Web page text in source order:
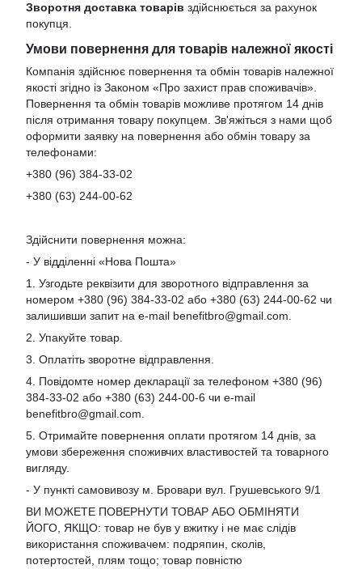
Зворотня доставка товарів здійснюється за рахунок
покупця.
Умови повернення для товарів належної якості
Компанія здійснює повернення та обмін товарів належної
якості згідно із Законом «Про захист прав споживачів».
Повернення та обмін товарів можливе протягом 14 днів
після отримання товару покупцем. Зв'яжіться з нами щоб
оформити заявку на повернення або обмін товару за
телефонами:
+380 (96) 384-33-02
+380 (63) 244-00-62
Здійснити повернення можна:
- У відділенні «Нова Пошта»
1. Узгодьте реквізити для зворотного відправлення за
номером +380 (96) 384-33-02 або +380 (63) 244-00-62 чи
залишивши запит на e-mail benefitbro@gmail.com
2. Упакуйте товар.
3. Оплатіть зворотне відправлення.
4. Повідомте номер декларації за телефоном +380 (96)
384-33-02 або +380 (63) 244-00-6 чи e-mail
benefitbro@gmail.com
5. Отримайте повернення оплати протягом 14 днів, за
умови збереження споживчих властивостей та товарного
вигляду.
- У пункті самовивозу м. Бровари вул. Грушевського 9/1
ВИ МОЖЕТЕ ПОВЕРНУТИ ТОВАР АБО ОБМІНЯТИ
ЙОГО, ЯКЩО: товар не був у вжитку і не має слідів
використання споживачем: подряпин, сколів,
потертостей, плям тощо; товар повністю